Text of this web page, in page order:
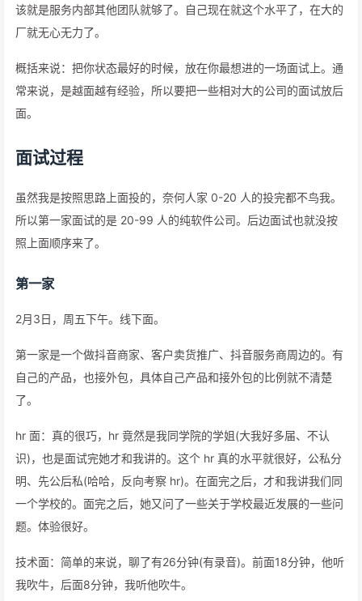
该就是服务内部其他团队就够了。自己现在就这个水平了，在大的
厂就无心无力了。
概括来说：把你状态最好的时候，放在你最想进的一场面试上。通
常来说，是越面越有经验，所以要把一些相对大的公司的面试放后
面。
面试过程
虽然我是按照思路上面投的，奈何人家 0-20 人的投完都不鸟我。
所以第一家面试的是 20-99 人的纯软件公司。后边面试也就没按
照上面顺序来了。
第一家
2月3日，周五下午。线下面。
第一家是一个做抖音商家、客户卖货推广、抖音服务商周边的。有
自己的产品，也接外包，具体自己产品和接外包的比例就不清楚
了。
hr 面：真的很巧，hr 竟然是我同学院的学姐(大我好多届、不认
识)，也是面试完她才和我讲的。这个 hr 真的水平就很好，公私分
明、先公后私(哈哈，反向考察 hr)。在面完之后，才和我讲我们同
一个学校的。面完之后，她又问了一些关于学校最近发展的一些问
题。体验很好。
技术面：简单的来说，聊了有26分钟(有录音)。前面18分钟，他听
我吹牛，后面8分钟，我听他吹牛。